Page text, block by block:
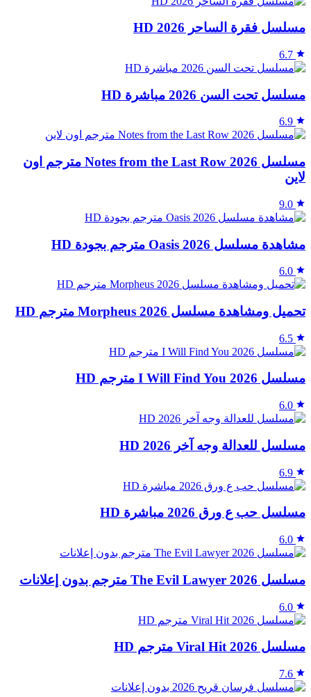
مسلسل فقرة الساحر 2026 HD
6.7
مسلسل تحت السن 2026 مباشرة HD
6.9
مسلسل Notes from the Last Row 2026 مترجم اون
لاين
9.0
مشاهدة مسلسل Oasis 2026 مترجم بجودة HD
6.0
تحميل ومشاهدة مسلسل Morpheus 2026 مترجم HD
6.5
مسلسل I Will Find You 2026 مترجم HD
6.0
مسلسل للعدالة وجه آخر 2026 HD
6.9
مسلسل حب ع ورق 2026 مباشرة HD
6.0
مسلسل The Evil Lawyer 2026 مترجم بدون إعلانات
6.0
مسلسل Viral Hit 2026 مترجم HD
7.6